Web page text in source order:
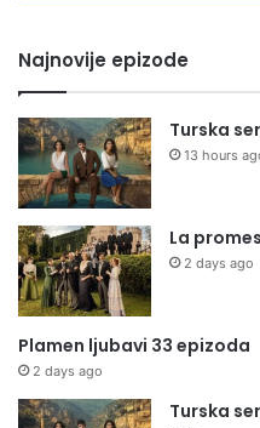
Najnovije epizode
Turska
13 hours
La
2 days ago
Plamen ljubavi 33 epizoda
2 days ago
Turska